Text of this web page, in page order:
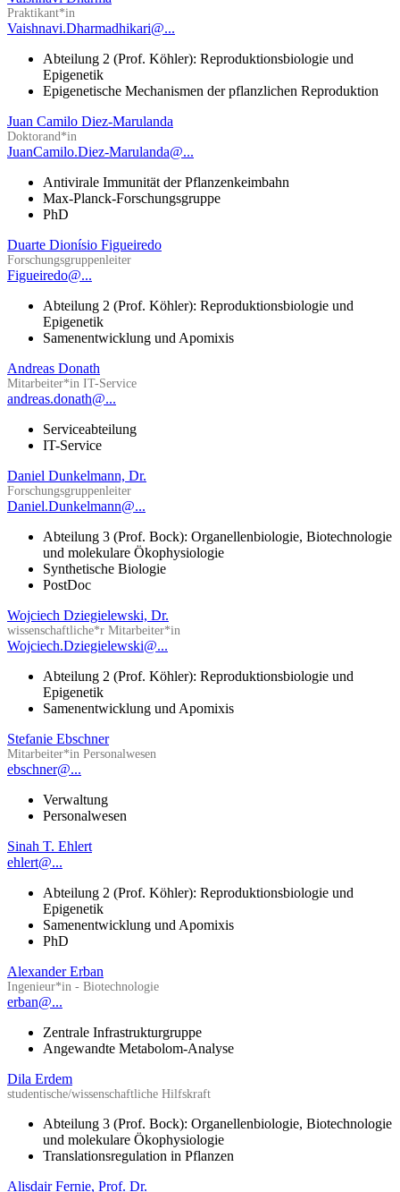
Praktikant*in
Vaishnavi.Dharmadhikari@...
Abteilung 2 (Prof. Köhler): Reproduktionsbiologie und
Epigenetik
Epigenetische Mechanismen der pflanzlichen Reproduktion
Juan Camilo Diez-Marulanda
Doktorand*in
JuanCamilo.Diez-Marulanda@...
Antivirale Immunität der Pflanzenkeimbahn
Max-Planck-Forschungsgruppe
PhD
Duarte Dionísio Figueiredo
Forschungsgruppenleiter
Figueiredo@...
Abteilung 2 (Prof. Köhler): Reproduktionsbiologie und
Epigenetik
Samenentwicklung und Apomixis
Andreas Donath
Mitarbeiter*in IT-Service
andreas.donath@...
Serviceabteilung
IT-Service
Daniel Dunkelmann, Dr.
Forschungsgruppenleiter
Daniel.Dunkelmann@...
Abteilung 3 (Prof. Bock): Organellenbiologie, Biotechnologie
und molekulare Ökophysiologie
Synthetische Biologie
PostDoc
Wojciech Dziegielewski, Dr.
wissenschaftliche*r Mitarbeiter*in
Wojciech.Dziegielewski@...
Abteilung 2 (Prof. Köhler): Reproduktionsbiologie und
Epigenetik
Samenentwicklung und Apomixis
Stefanie Ebschner
Mitarbeiter*in Personalwesen
ebschner@...
Verwaltung
Personalwesen
Sinah T. Ehlert
ehlert@...
Abteilung 2 (Prof. Köhler): Reproduktionsbiologie und
Epigenetik
Samenentwicklung und Apomixis
PhD
Alexander Erban
Ingenieur*in - Biotechnologie
erban@...
Zentrale Infrastrukturgruppe
Angewandte Metabolom-Analyse
Dila Erdem
studentische/wissenschaftliche Hilfskraft
Abteilung 3 (Prof. Bock): Organellenbiologie, Biotechnologie
und molekulare Ökophysiologie
Translationsregulation in Pflanzen
Alisdair Fernie, Prof. Dr.